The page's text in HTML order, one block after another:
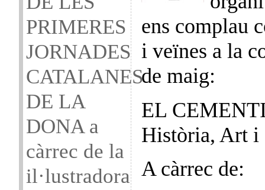
PRIMERES
JORNADES
CATALANES
DE LA
DONA a
càrrec de la
il·lustradora
ens complau
i veïnes a la
de maig:
EL
Història, Art i
A càrrec de: